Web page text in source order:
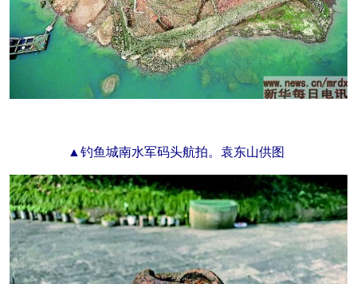
▲钓鱼城南水军码头航拍。袁东山供图